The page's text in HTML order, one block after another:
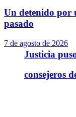
Justicia
consejeros
Un detenido por
pasado
7 de agosto de 2026